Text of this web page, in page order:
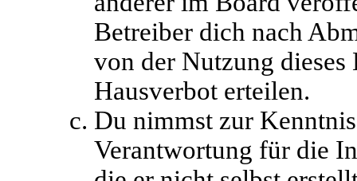
Betreiber dich nach
von der Nutzung dieses
Hausverbot erteilen.
Du nimmst zur
Verantwortung für die